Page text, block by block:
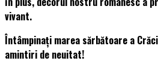
vivant.
Întâmpinați marea sărbătoare a
amintiri de neuitat!